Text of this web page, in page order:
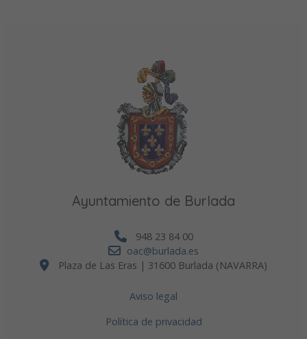
Ayuntamiento de Burlada
948 23 84 00
oac@burlada.es
Plaza de Las Eras | 31600 Burlada (NAVARRA)
Aviso legal
Política de privacidad